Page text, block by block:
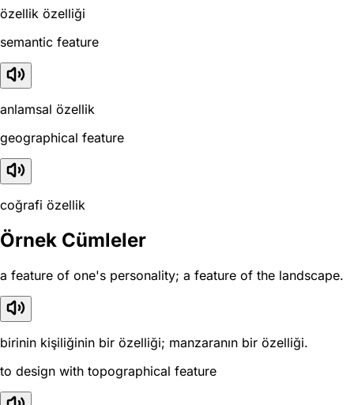
özellik özelliği
semantic feature
anlamsal özellik
geographical feature
coğrafi özellik
Örnek Cümleler
a feature of one's personality; a feature of the landscape.
birinin kişiliğinin bir özelliği; manzaranın bir özelliği.
to design with topographical feature